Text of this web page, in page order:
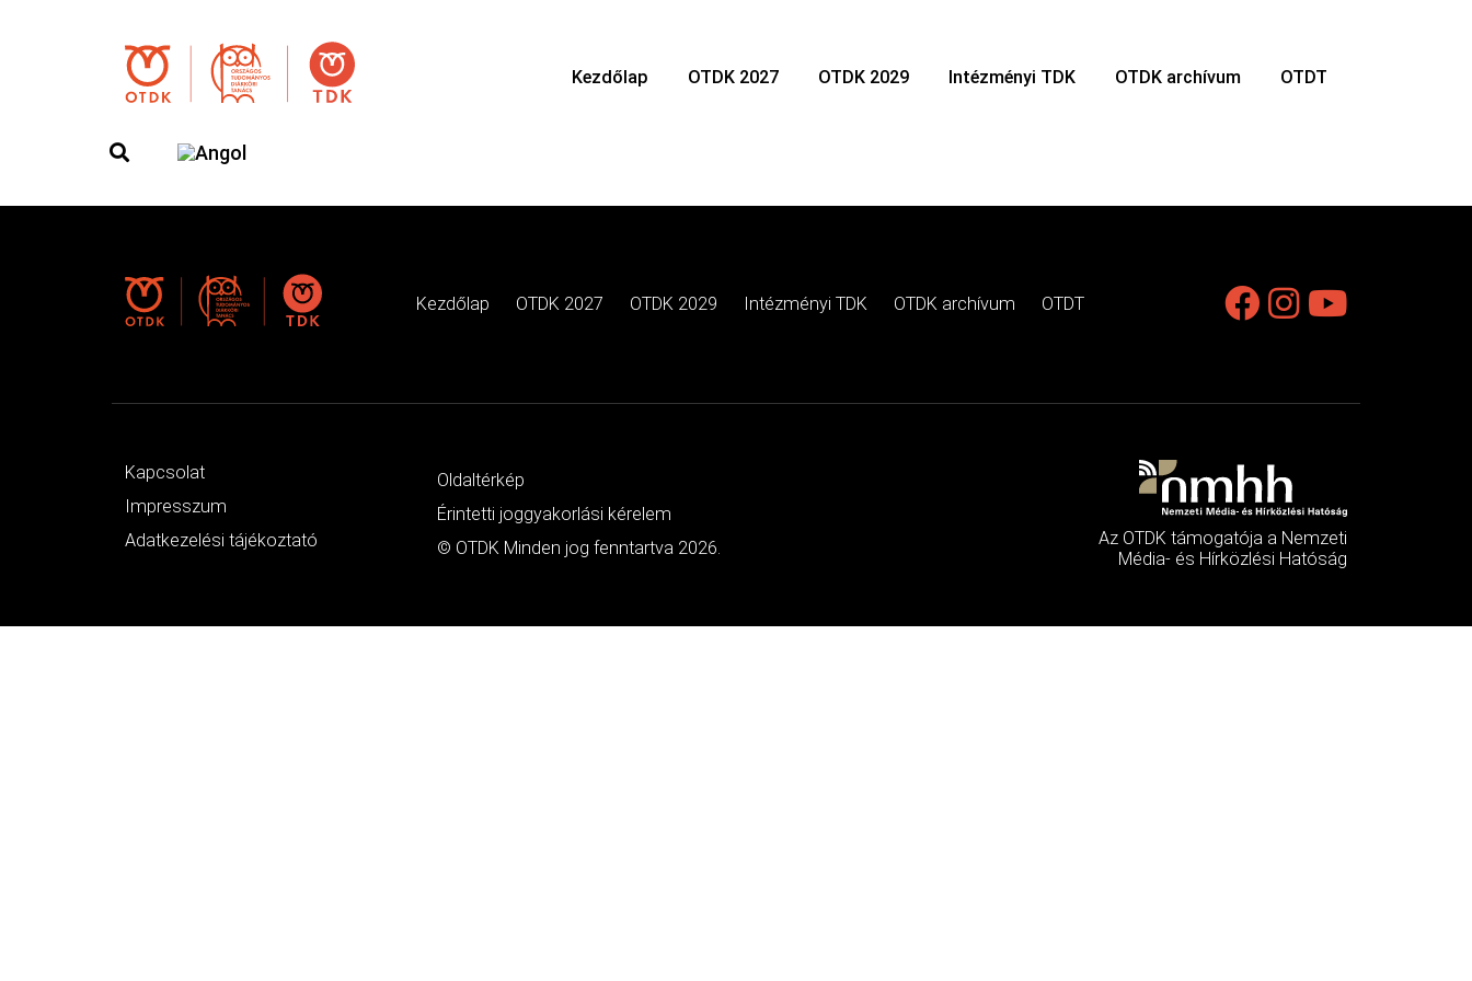
Kezdőlap OTDK 2027 OTDK 2029 Intézményi TDK OTDK archívum OTDT
Kezdőlap OTDK 2027 OTDK 2029 Intézményi TDK OTDK archívum OTDT
Kapcsolat
Impresszum
Adatkezelési tájékoztató
Oldaltérkép
Érintetti joggyakorlási kérelem
© OTDK Minden jog fenntartva 2026.
Az OTDK támogatója a Nemzeti
Média- és Hírközlési Hatóság